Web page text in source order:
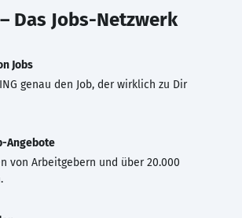
Das Jobs-Netzwerk
Jobs
genau den Job, der wirklich zu Dir
Angebote
von Arbeitgebern und über 20.000